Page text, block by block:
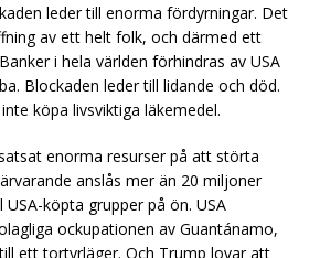
leder till enorma fördyrningar. Det
av ett helt folk, och därmed ett
i hela världen förhindras av USA
Blockaden leder till lidande och död.
köpa livsviktiga läkemedel.
enorma resurser på att störta
anslås mer än 20 miljoner
köpta grupper på ön. USA
ockupationen av Guantánamo,
ett tortyrläger. Och Trump lovar att